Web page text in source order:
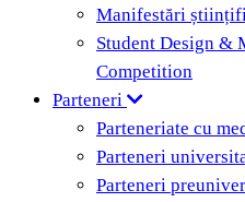
Manifestări
Student Design &
Competition
Parteneri
Parteneriate cu
Parteneri
Parteneri